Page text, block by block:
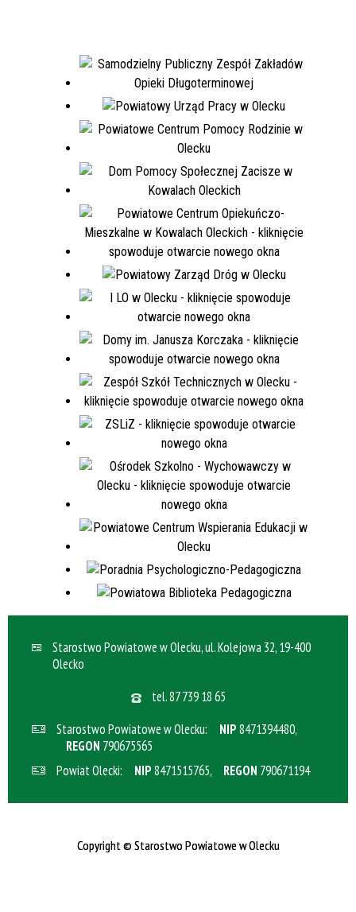
Starostwo Powiatowe w Olecku, ul. Kolejowa 32, 19-400
Olecko
tel.87 739 18 65
Starostwo Powiatowe w Olecku:
NIP8471394480,
REGON 790675565
Powiat Olecki:
NIP8471515765, REGON 790671194
Copyright© Starostwo Powiatowe w Olecku